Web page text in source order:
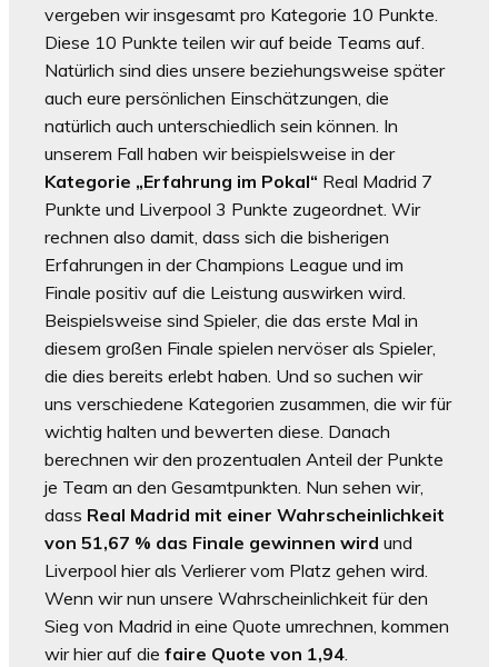
vergeben wir insgesamt pro Kategorie 10 Punkte.
Diese 10 Punkte teilen wir auf beide Teams auf.
Natürlich sind dies unsere beziehungsweise später
auch eure persönlichen Einschätzungen, die
natürlich auch unterschiedlich sein können. In
unserem Fall haben wir beispielsweise in der
Kategorie „Erfahrung im Pokal“ Real Madrid 7
Punkte und Liverpool 3 Punkte zugeordnet. Wir
rechnen also damit, dass sich die bisherigen
Erfahrungen in der Champions League und im
Finale positiv auf die Leistung auswirken wird.
Beispielsweise sind Spieler, die das erste Mal in
diesem großen Finale spielen nervöser als Spieler,
die dies bereits erlebt haben. Und so suchen wir
uns verschiedene Kategorien zusammen, die wir für
wichtig halten und bewerten diese. Danach
berechnen wir den prozentualen Anteil der Punkte
je Team an den Gesamtpunkten. Nun sehen wir,
dass Real Madrid mit einer Wahrscheinlichkeit
von 51,67 % das Finale gewinnen wird und
Liverpool hier als Verlierer vom Platz gehen wird.
Wenn wir nun unsere Wahrscheinlichkeit für den
Sieg von Madrid in eine Quote umrechnen, kommen
wir hier auf die faire Quote von 1,94.